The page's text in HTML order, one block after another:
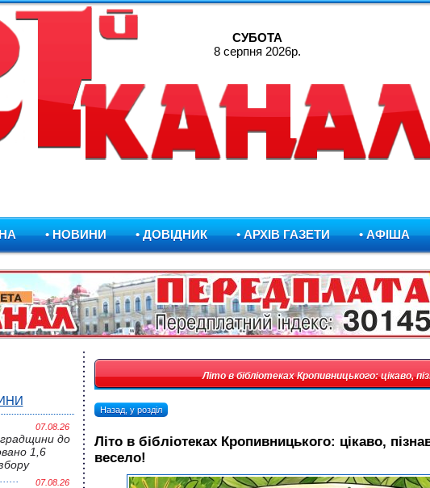
СУБОТА
8 серпня 2026р.
• НОВИНИ • ДОВІДНИК • АРХІВ ГАЗЕТИ • АФІША
07.08.26
до
1,6
07.08.26
Літо в бібліотеках Кропивницького: цікаво,
Назад, у розділ
Літо в бібліотеках Кропивницького: цікаво,
весело!